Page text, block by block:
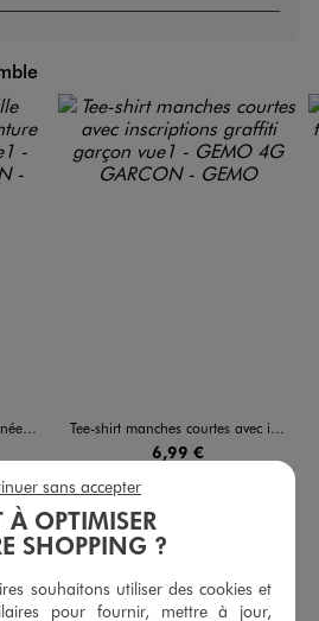
Tee-shirt manches courtes avec inscriptions graffiti garçon
6,99 €
5/5 de moyenne
AJOUTER
À OPTIMISER
SHOPPING ?
souhaitons utiliser des cookies et
pour fournir, mettre à jour,
sans accepter